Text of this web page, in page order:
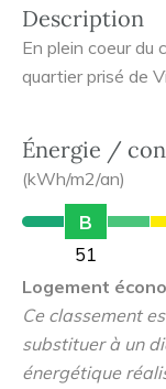
Description
En plein coeur du
quartier prisé de
Énergie /
(kWh/m2/an)
B
51
Logement
Ce classement
substituer à un
énergétique